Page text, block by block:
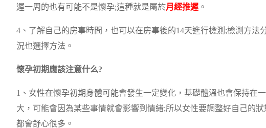
遲一周的也有可能不是懷孕;這種就是屬於月經推遲 。
4、了解自己的房事時間，也可以在房事後的14天進行檢測;檢測方
況也選擇方法。
懷孕初期應該注意什么?
1、女性在懷孕初期身體可能會發生一定變化，基礎體溫也會保持在
大，可能會因為某些事情就會影響到情緒;所以女性要調整好自己的
都會舒心很多。